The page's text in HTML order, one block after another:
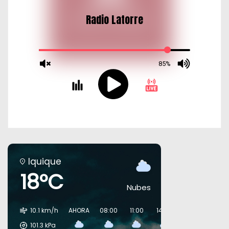
Iquique
18°C Nubes
10.1 km/h
101.3 kPa
AHORA 08:00 11:00 14:00